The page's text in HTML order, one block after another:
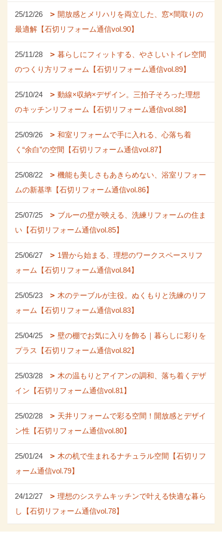
25/12/26
開放感とメリハリを両立した、窓×間取りの
最適解【石切リフォーム通信vol.90】
25/11/28
暮らしにフィットする、やさしいトイレ空間
のつくり方リフォーム【石切リフォーム通信vol.89】
25/10/24
動線×収納×デザイン。三拍子そろった理想
のキッチンリフォーム【石切リフォーム通信vol.88】
25/09/26
和室リフォームで手に入れる、心落ち着
く“余白”の空間【石切リフォーム通信vol.87】
25/08/22
機能も美しさもあきらめない、浴室リフォー
ムの新基準【石切リフォーム通信vol.86】
25/07/25
ブルーの壁が映える、洗練リフォームの住ま
い【石切リフォーム通信vol.85】
25/06/27
1畳から始まる、理想のワークスペースリフ
ォーム【石切リフォーム通信vol.84】
25/05/23
木のテーブルが主役。ぬくもりと洗練のリフ
ォーム【石切リフォーム通信vol.83】
25/04/25
壁の棚でお気に入りを飾る｜暮らしに彩りを
プラス【石切リフォーム通信vol.82】
25/03/28
木の温もりとアイアンの調和、落ち着くデザ
イン【石切リフォーム通信vol.81】
25/02/28
天井リフォームで彩る空間！開放感とデザイ
ン性【石切リフォーム通信vol.80】
25/01/24
木の机で生まれるナチュラル空間【石切リフ
ォーム通信vol.79】
24/12/27
理想のシステムキッチンで叶える快適な暮ら
し【石切リフォーム通信vol.78】